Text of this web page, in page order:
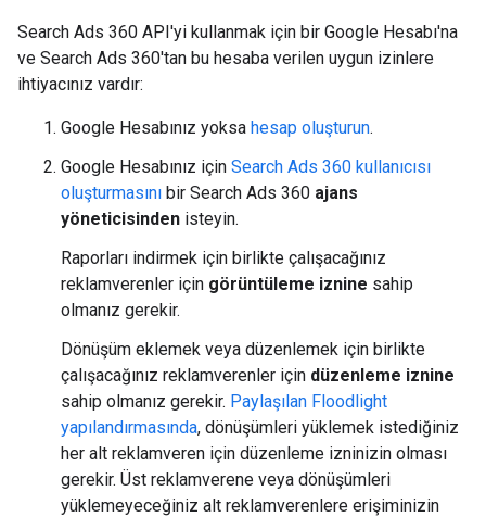
Search Ads 360 API'yi kullanmak için bir Google Hesabı'na
ve Search Ads 360'tan bu hesaba verilen uygun izinlere
ihtiyacınız vardır:
Google Hesabınız yoksa hesap oluşturun.
Google Hesabınız için Search Ads 360 kullanıcısı
oluşturmasını bir Search Ads 360 ajans
yöneticisinden isteyin.
Raporları indirmek için birlikte çalışacağınız
reklamverenler için görüntüleme iznine sahip
olmanız gerekir.
Dönüşüm eklemek veya düzenlemek için birlikte
çalışacağınız reklamverenler için düzenleme iznine
sahip olmanız gerekir. Paylaşılan Floodlight
yapılandırmasında, dönüşümleri yüklemek istediğiniz
her alt reklamveren için düzenleme izninizin olması
gerekir. Üst reklamverene veya dönüşümleri
yüklemeyeceğiniz alt reklamverenlere erişiminizin